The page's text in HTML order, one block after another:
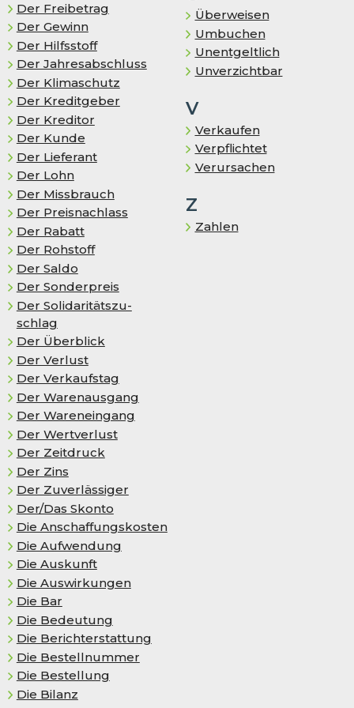
Der Freibetrag
Der Gewinn
Der Hilfsstoff
Der Jahresabschluss
Der Klimaschutz
Der Kreditgeber
Der Kreditor
Der Kunde
Der Lieferant
Der Lohn
Der Missbrauch
Der Preisnachlass
Der Rabatt
Der Rohstoff
Der Saldo
Der Sonderpreis
Der So­li­da­ri­täts­zu­
schlag
Der Überblick
Der Verlust
Der Ver­kaufs­tag
Der Warenausgang
Der Wareneingang
Der Wertverlust
Der Zeitdruck
Der Zins
Der Zuverlässiger
Der/Das Skon­to
Die Anschaffungskosten
Die Auf­wen­dung
Die Auskunft
Die Auswirkungen
Die Bar
Die Bedeutung
Die Berichterstattung
Die Bestellnummer
Die Bestellung
Die Bilanz
Überweisen
Umbuchen
Unentgeltlich
Unverzichtbar
V
Verkaufen
Verpflichtet
Verursachen
Z
Zahlen